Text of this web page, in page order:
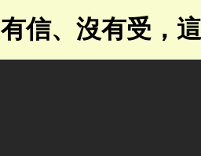
有信、沒有受，